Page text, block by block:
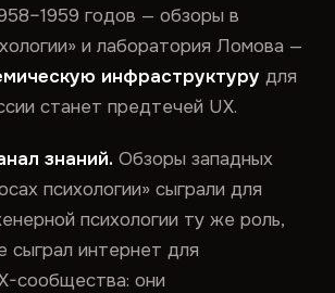
годов — обзоры в
и лаборатория Ломова —
инфраструктуру для
станет предтечей UX.
знаний. Обзоры западных
психологии» сыграли для
психологии ту же роль,
сыграл интернет для
сообщества: они